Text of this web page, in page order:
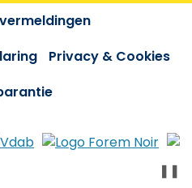
Privacy & Cookies
❚❚